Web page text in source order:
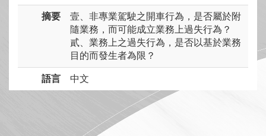
摘要
壹、非專業駕駛之開車行為，是否屬於附
隨業務，而可能成立業務上過失行為？
貳、業務上之過失行為，是否以基於業務
目的而發生者為限？
語言 中文